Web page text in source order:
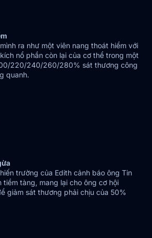
ra như một viên nang thoát hiểm với
nổ phần còn lại của cơ thể trong một
220/240/260/280% sát thương công
quanh.
trường của Edith cảnh báo ông Tin
tiềm tàng, mang lại cho ông cơ hội
giảm sát thương phải chịu của 50%